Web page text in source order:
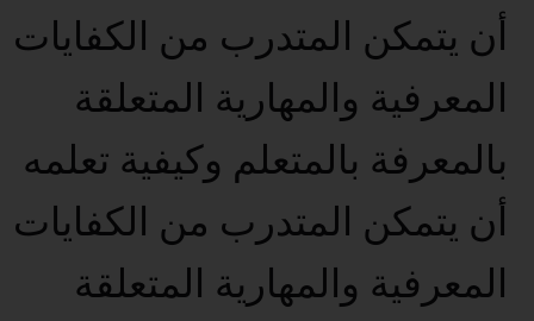
أن يتمكن المتدرب من الكفايات
المعرفية والمهارية المتعلقة
بالمعرفة بالمتعلم وكيفية تعلمه
أن يتمكن المتدرب من الكفايات
المعرفية والمهارية المتعلقة